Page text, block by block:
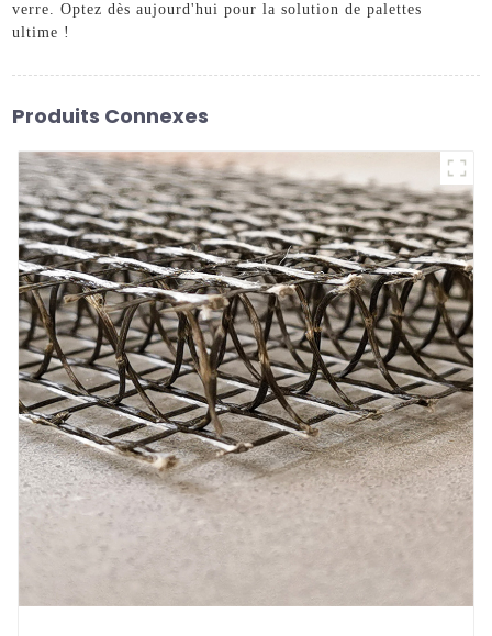
verre. Optez dès aujourd'hui pour la solution de palettes
ultime !
Produits Connexes